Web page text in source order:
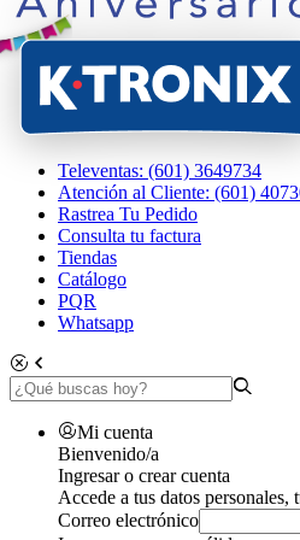
Televentas: (601) 3649734
Atención al Cliente: (601)
Rastrea Tu Pedido
Consulta tu factura
Tiendas
Catálogo
PQR
Whatsapp
Mi cuenta
Bienvenido/a
Ingresar o crear cuenta
Accede a tus datos
Correo electrónico